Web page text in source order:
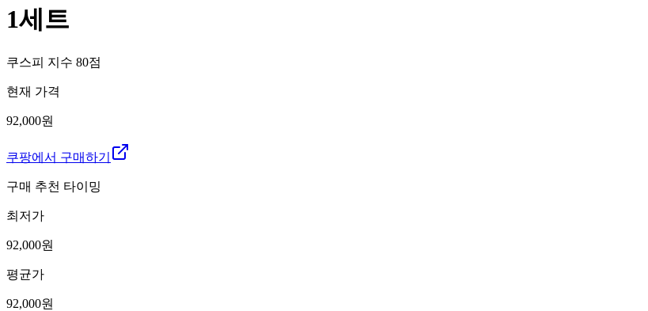
1세트
쿠스피 지수 80점
현재 가격
92,000원
쿠팡에서 구매하기
구매 추천 타이밍
최저가
92,000원
평균가
92,000원